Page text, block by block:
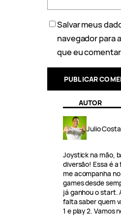
Salvar meus
navegador para
que eu
AUTOR
Julio
Joystick na mão,
diversão! Essa é a
me acompanha
games desde
já ganhou o start.
falta saber quem
1 e play 2. Vamos